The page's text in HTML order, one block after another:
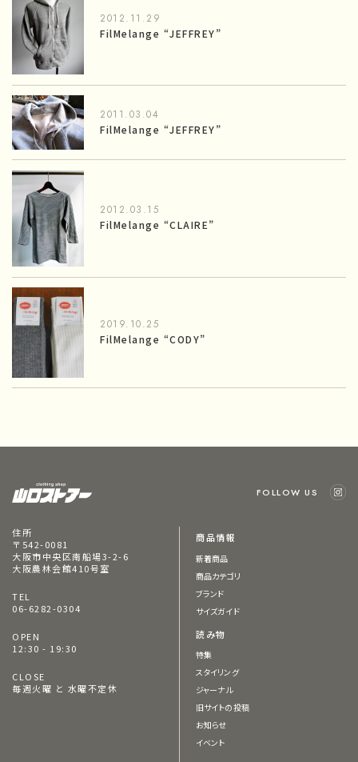
2012.11.29
FilMelange “JEFFREY”
2011.03.04
FilMelange “JEFFREY”
2012.03.15
FilMelange “CLAIRE”
2019.10.25
FilMelange “CODY”
FOLLOW US
住所
〒542-0081
大阪市中央区南船場3-2-6
大阪農林会館410号室
TEL
06-6282-0304
OPEN
12:30 - 19:30
CLOSE
毎週火曜 と 水曜不定休
商品情報
新着商品
商品カテゴリ
ブランド
サイズガイド
読み物
特集
スタイリング
ジャーナル
旧サイトの投稿
お知らせ
イベント